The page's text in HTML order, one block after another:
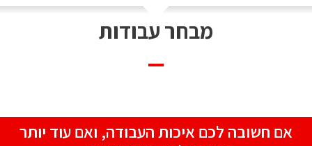
מבחר עבודות
אם חשובה לכם איכות העבודה, ואם עוד יותר